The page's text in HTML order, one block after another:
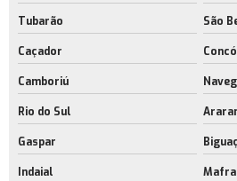
Tubarão São
Caçador
Camboriú
Rio do Sul
Gaspar
Indaial Mafra